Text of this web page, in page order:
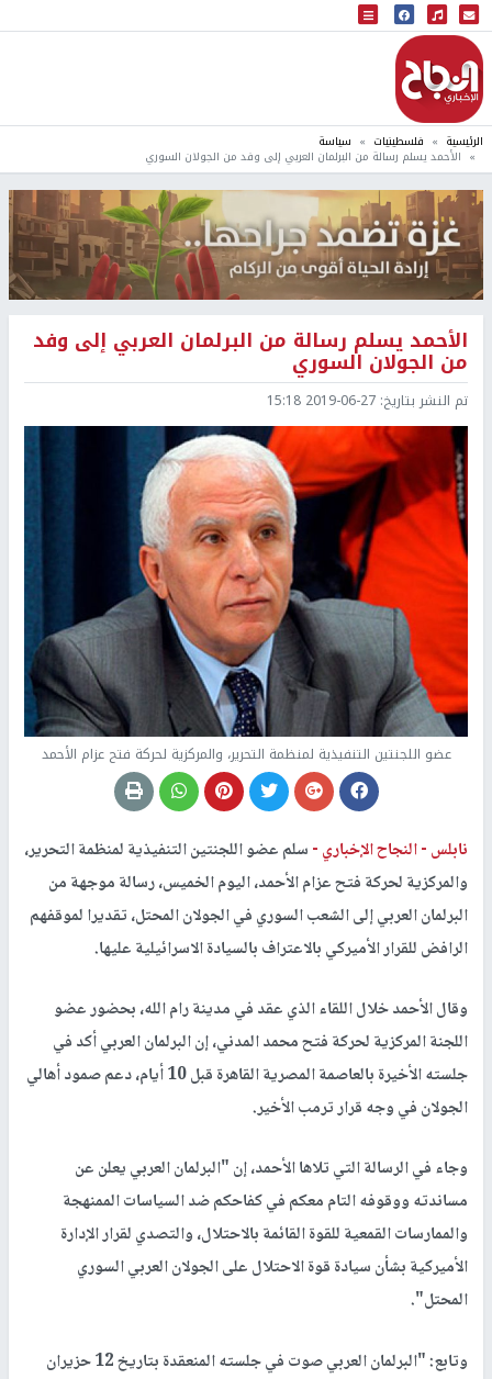
البث المباشر
إذاعة النجاح
الرئيسية فلسطينيات سياسة
الأحمد يسلم رسالة من البرلمان العربي إلى وفد من الجولان السوري
الأحمد يسلم رسالة من البرلمان العربي إلى وفد
من الجولان السوري
تم النشر بتاريخ: 2019-06-27 15:18
عضو اللجنتين التنفيذية لمنظمة التحرير، والمركزية لحركة فتح عزام الأحمد
نابلس -النجاح الإخباري -سلم عضو اللجنتين التنفيذية لمنظمة التحرير،
والمركزية لحركة فتح عزام الأحمد، اليوم الخميس، رسالة موجهة من
البرلمان العربي إلى الشعب السوري في الجولان المحتل، تقديرا لموقفهم
الرافض للقرار الأميركي بالاعتراف بالسيادة الاسرائيلية عليها.
وقال الأحمد خلال اللقاء الذي عقد في مدينة رام الله، بحضور عضو
اللجنة المركزية لحركة فتح محمد المدني، إن البرلمان العربي أكد في
جلسته الأخيرة بالعاصمة المصرية القاهرة قبل 10 أيام، دعم صمود أهالي
الجولان في وجه قرار ترمب الأخير.
وجاء في الرسالة التي تلاها الأحمد، إن "البرلمان العربي يعلن عن
مساندته ووقوفه التام معكم في كفاحكم ضد السياسات الممنهجة
والممارسات القمعية للقوة القائمة بالاحتلال، والتصدي لقرار الإدارة
الأميركية بشأن سيادة قوة الاحتلال على الجولان العربي السوري
المحتل".
وتابع: "البرلمان العربي صوت في جلسته المنعقدة بتاريخ 12 حزيران